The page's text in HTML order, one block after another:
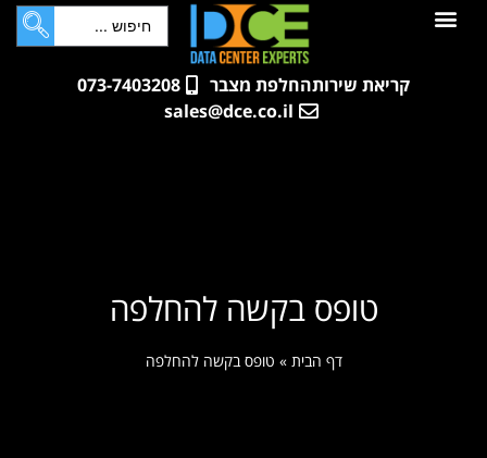
לתוכן
קריאת שירותהחלפת מצבר
073-7403208
sales@dce.co.il
טופס בקשה להחלפה
דף הבית » טופס בקשה להחלפה